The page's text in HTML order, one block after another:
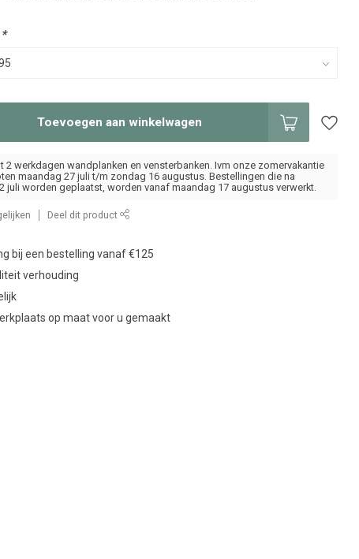
*
Toevoegen aan winkelwagen
2 werkdagen wandplanken en vensterbanken. Ivm onze zomervakantie
maandag 27 juli t/m zondag 16 augustus. Bestellingen die na
juli worden geplaatst, worden vanaf maandag 17 augustus verwerkt.
Deel dit product
bij een bestelling vanaf €125
verhouding
op maat voor u gemaakt